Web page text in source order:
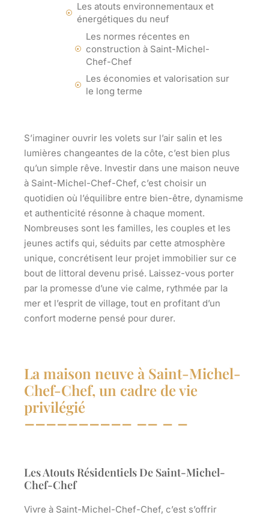
Les atouts environnementaux et
énergétiques du neuf
Les normes récentes en
construction à Saint-Michel-
Chef-Chef
Les économies et valorisation sur
le long terme
S’imaginer ouvrir les volets sur l’air salin et les
lumières changeantes de la côte, c’est bien plus
qu’un simple rêve. Investir dans une maison neuve
à Saint-Michel-Chef-Chef, c’est choisir un
quotidien où l’équilibre entre bien-être, dynamisme
et authenticité résonne à chaque moment.
Nombreuses sont les familles, les couples et les
jeunes actifs qui, séduits par cette atmosphère
unique, concrétisent leur projet immobilier sur ce
bout de littoral devenu prisé. Laissez-vous porter
par la promesse d’une vie calme, rythmée par la
mer et l’esprit de village, tout en profitant d’un
confort moderne pensé pour durer.
La maison neuve à Saint-Michel-
Chef-Chef, un cadre de vie
privilégié
Les Atouts Résidentiels De Saint-Michel-
Chef-Chef
Vivre à Saint-Michel-Chef-Chef, c’est s’offrir